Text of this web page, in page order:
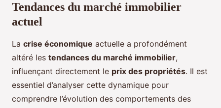
Tendances du marché immobilier
actuel
La crise économique actuelle a profondément
altéré les tendances du marché immobilier,
influençant directement le prix des propriétés. Il est
essentiel d’analyser cette dynamique pour
comprendre l’évolution des comportements des